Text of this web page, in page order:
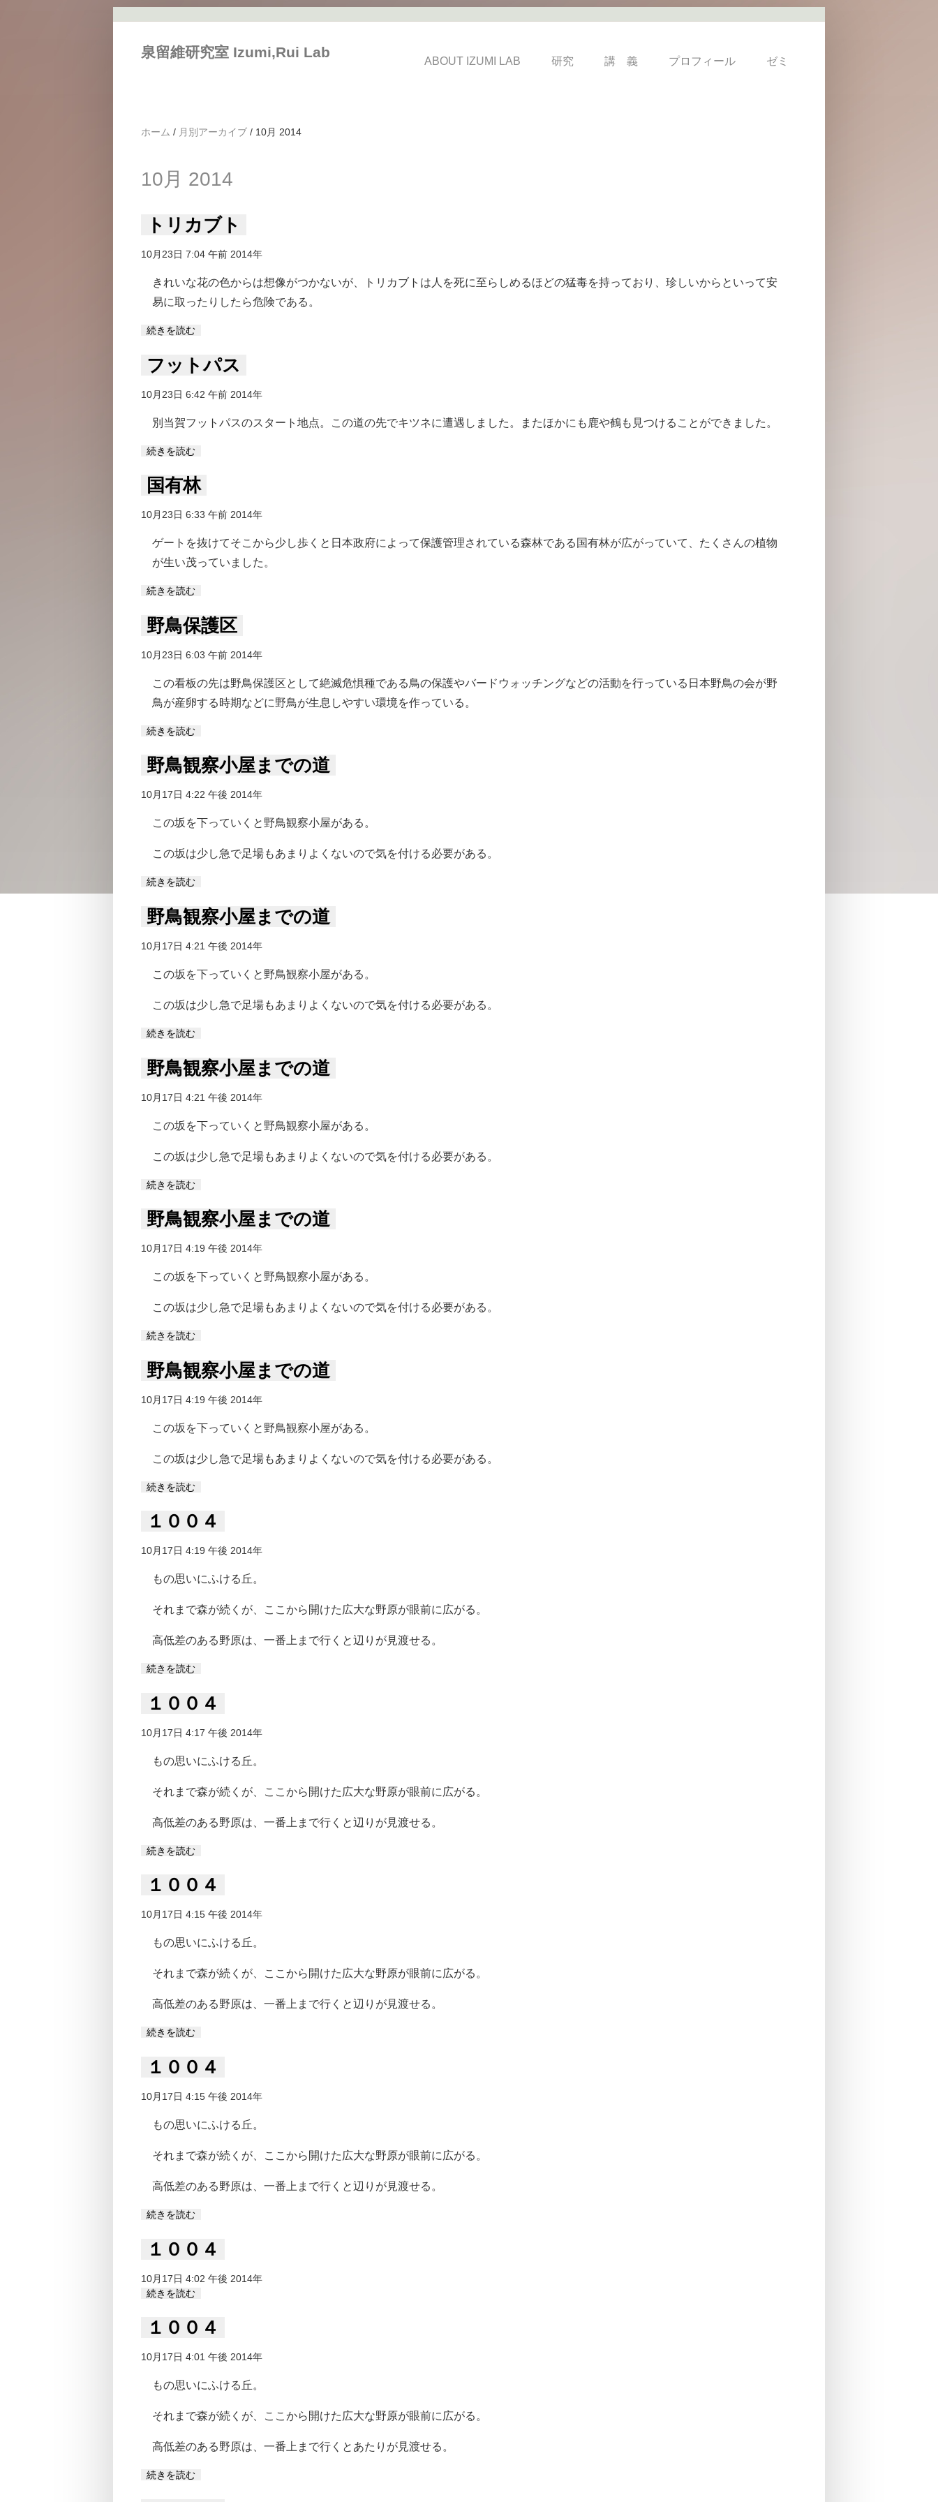
泉留維研究室 Izumi,Rui Lab
ABOUT IZUMI LAB 研究 講 義 プロフィール ゼミ
ホーム / 月別アーカイブ / 10月 2014
10月 2014
トリカブト
10月23日 7:04 午前 2014年
きれいな花の色からは想像がつかないが、トリカブトは人を死に至らしめるほどの猛毒を持っており、珍しいからといって安
易に取ったりしたら危険である。
続きを読む
フットパス
10月23日 6:42 午前 2014年
別当賀フットパスのスタート地点。この道の先でキツネに遭遇しました。またほかにも鹿や鶴も見つけることができました。
続きを読む
国有林
10月23日 6:33 午前 2014年
ゲートを抜けてそこから少し歩くと日本政府によって保護管理されている森林である国有林が広がっていて、たくさんの植物
が生い茂っていました。
続きを読む
野鳥保護区
10月23日 6:03 午前 2014年
この看板の先は野鳥保護区として絶滅危惧種である鳥の保護やバードウォッチングなどの活動を行っている日本野鳥の会が野
鳥が産卵する時期などに野鳥が生息しやすい環境を作っている。
続きを読む
野鳥観察小屋までの道
10月17日 4:22 午後 2014年
この坂を下っていくと野鳥観察小屋がある。
この坂は少し急で足場もあまりよくないので気を付ける必要がある。
続きを読む
野鳥観察小屋までの道
10月17日 4:21 午後 2014年
この坂を下っていくと野鳥観察小屋がある。
この坂は少し急で足場もあまりよくないので気を付ける必要がある。
続きを読む
野鳥観察小屋までの道
10月17日 4:21 午後 2014年
この坂を下っていくと野鳥観察小屋がある。
この坂は少し急で足場もあまりよくないので気を付ける必要がある。
続きを読む
野鳥観察小屋までの道
10月17日 4:19 午後 2014年
この坂を下っていくと野鳥観察小屋がある。
この坂は少し急で足場もあまりよくないので気を付ける必要がある。
続きを読む
野鳥観察小屋までの道
10月17日 4:19 午後 2014年
この坂を下っていくと野鳥観察小屋がある。
この坂は少し急で足場もあまりよくないので気を付ける必要がある。
続きを読む
１００４
10月17日 4:19 午後 2014年
もの思いにふける丘。
それまで森が続くが、ここから開けた広大な野原が眼前に広がる。
高低差のある野原は、一番上まで行くと辺りが見渡せる。
続きを読む
１００４
10月17日 4:17 午後 2014年
もの思いにふける丘。
それまで森が続くが、ここから開けた広大な野原が眼前に広がる。
高低差のある野原は、一番上まで行くと辺りが見渡せる。
続きを読む
１００４
10月17日 4:15 午後 2014年
もの思いにふける丘。
それまで森が続くが、ここから開けた広大な野原が眼前に広がる。
高低差のある野原は、一番上まで行くと辺りが見渡せる。
続きを読む
１００４
10月17日 4:15 午後 2014年
もの思いにふける丘。
それまで森が続くが、ここから開けた広大な野原が眼前に広がる。
高低差のある野原は、一番上まで行くと辺りが見渡せる。
続きを読む
１００４
10月17日 4:02 午後 2014年
続きを読む
１００４
10月17日 4:01 午後 2014年
もの思いにふける丘。
それまで森が続くが、ここから開けた広大な野原が眼前に広がる。
高低差のある野原は、一番上まで行くとあたりが見渡せる。
続きを読む